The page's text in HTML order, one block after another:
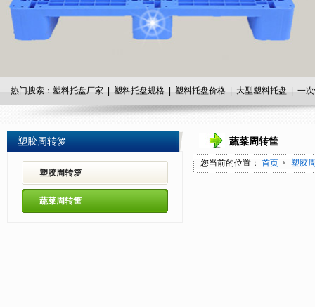
热门搜索：塑料托盘厂家 | 塑料托盘规格 | 塑料托盘价格 | 大型塑料托盘 | 一
塑胶周转箩
塑胶周转箩
蔬菜周转筐
蔬菜周转筐
您当前的位置： 首页 塑胶